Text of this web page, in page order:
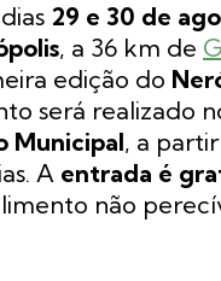
29 e 30 de
, a 36 km de
edição do
será realizado
Municipal, a
A entrada é
não